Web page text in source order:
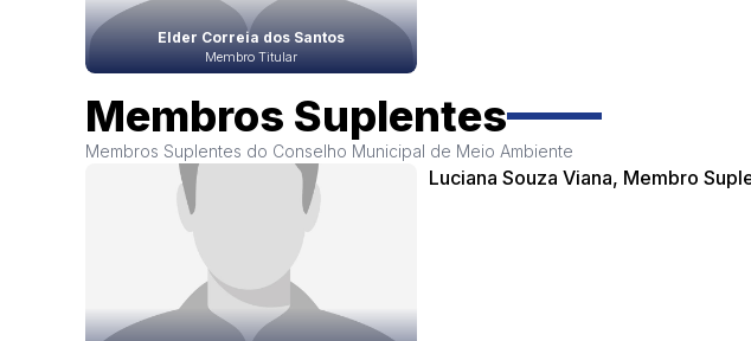
Elder Correia dos Santos
Membro Titular
Membros Suplentes
Membros Suplentes do Conselho Municipal de Meio Ambiente
Luciana Souza Viana, Membro